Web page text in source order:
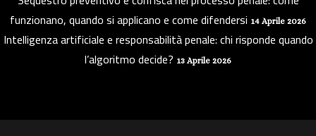
funzionano, quando si applicano e come difendersi 14 Aprile 2026
Intelligenza artificiale e responsabilità penale: chi risponde quando
l’algoritmo decide? 13 Aprile 2026